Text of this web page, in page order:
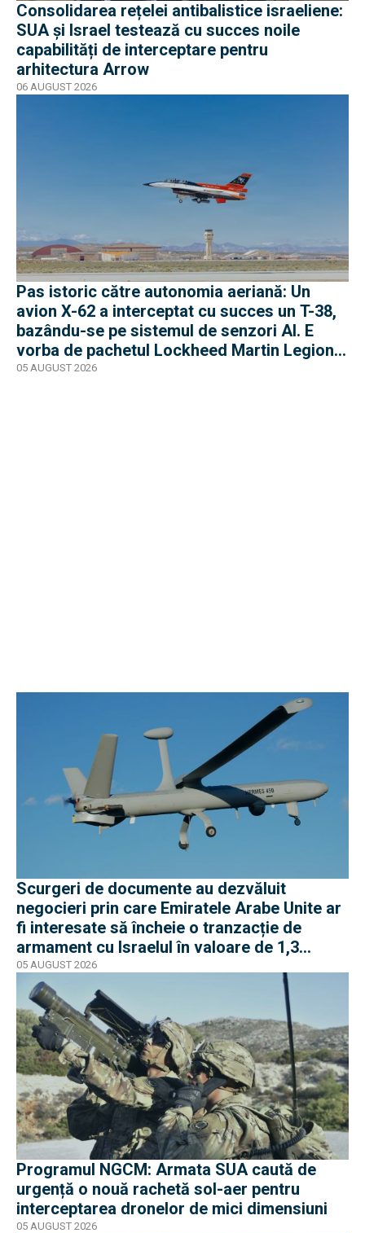
Consolidarea rețelei antibalistice israeliene:
SUA și Israel testează cu succes noile
capabilități de interceptare pentru
arhitectura Arrow
06 AUGUST 2026
Pas istoric către autonomia aeriană: Un
avion X-62 a interceptat cu succes un T-38,
bazându-se pe sistemul de senzori AI. E
vorba de pachetul Lockheed Martin Legion
Pod
05 AUGUST 2026
Scurgeri de documente au dezvăluit
negocieri prin care Emiratele Arabe Unite ar
fi interesate să încheie o tranzacție de
armament cu Israelul în valoare de 1,3
miliarde de dolari
05 AUGUST 2026
Programul NGCM: Armata SUA caută de
urgență o nouă rachetă sol-aer pentru
interceptarea dronelor de mici dimensiuni
05 AUGUST 2026